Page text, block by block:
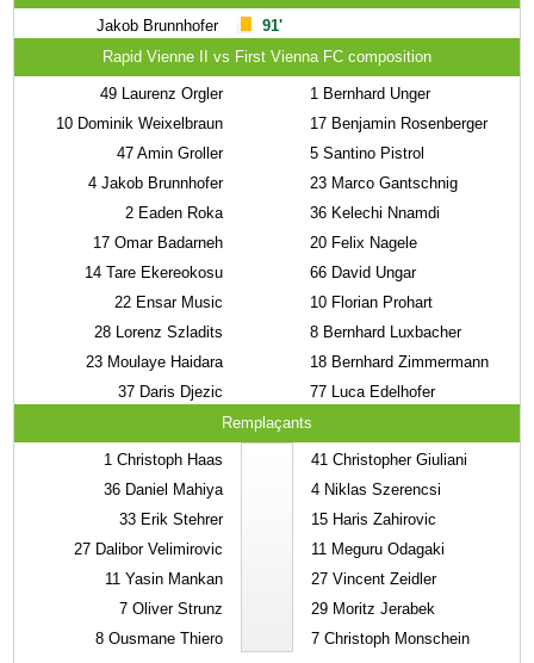
Jakob Brunnhofer
91'
Rapid Vienne II vs First Vienna FC composition
49 Laurenz Orgler
10 Dominik Weixelbraun
47 Amin Groller
4 Jakob Brunnhofer
2 Eaden Roka
17 Omar Badarneh
14 Tare Ekereokosu
22 Ensar Music
28 Lorenz Szladits
23 Moulaye Haidara
37 Daris Djezic
1 Bernhard Unger
17 Benjamin Rosenberger
5 Santino Pistrol
23 Marco Gantschnig
36 Kelechi Nnamdi
20 Felix Nagele
66 David Ungar
10 Florian Prohart
8 Bernhard Luxbacher
18 Bernhard Zimmermann
77 Luca Edelhofer
Remplaçants
1 Christoph Haas
36 Daniel Mahiya
33 Erik Stehrer
27 Dalibor Velimirovic
11 Yasin Mankan
7 Oliver Strunz
8 Ousmane Thiero
41 Christopher Giuliani
4 Niklas Szerencsi
15 Haris Zahirovic
11 Meguru Odagaki
27 Vincent Zeidler
29 Moritz Jerabek
7 Christoph Monschein